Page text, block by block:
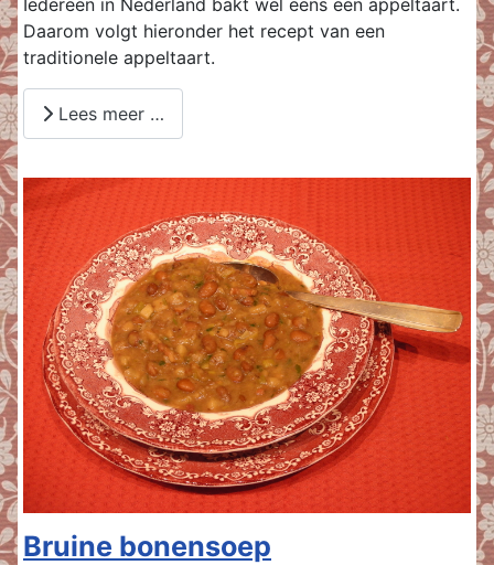
Iedereen in Nederland bakt wel eens een appeltaart.
Daarom volgt hieronder het recept van een
traditionele appeltaart.
Lees meer …
Bruine bonensoep